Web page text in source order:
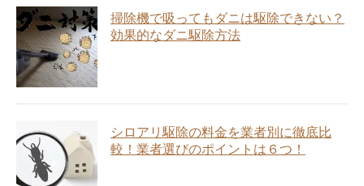
掃除機で吸ってもダニは駆除できない？
効果的なダニ駆除方法
シロアリ駆除の料金を業者別に徹底比
較！業者選びのポイントは６つ！